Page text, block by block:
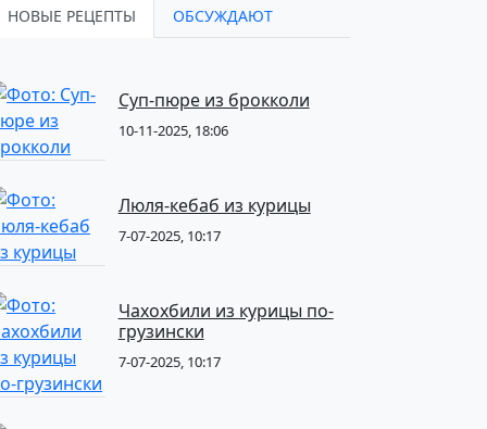
НОВЫЕ РЕЦЕПТЫ ОБСУЖДАЮТ
Суп-пюре из брокколи
10-11-2025, 18:06
Люля-кебаб из курицы
7-07-2025, 10:17
Чахохбили из курицы по-
грузински
7-07-2025, 10:17